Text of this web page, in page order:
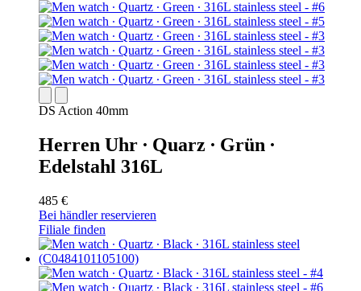
DS Action 40mm
Herren Uhr ∙ Quarz ∙ Grün ∙
Edelstahl 316L
485 €
Bei händler reservieren
Filiale finden